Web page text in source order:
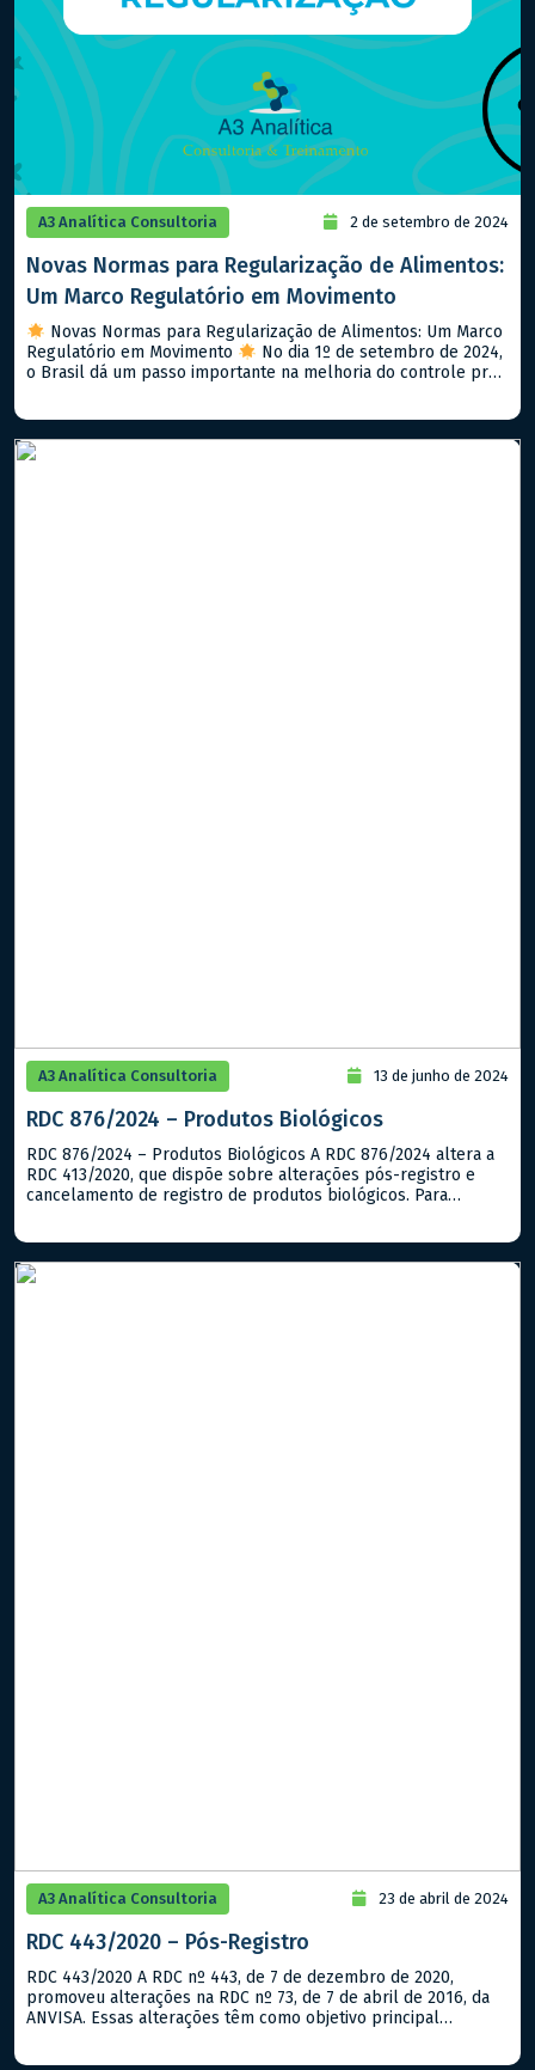
A3 Analítica Consultoria 2 de setembro de 2024
Novas Normas para Regularização de Alimentos:
Um Marco Regulatório em Movimento
Novas Normas para Regularização de Alimentos: Um Marco
Regulatório em Movimento
No dia 1º de setembro de 2024,
o Brasil dá um passo importante na melhoria do controle pré-
a segurança […]
A3 Analítica Consultoria 13 de junho de 2024
RDC 876/2024 – Produtos Biológicos
RDC 876/2024 – Produtos Biológicos A RDC 876/2024 altera a
RDC 413/2020, que dispõe sobre alterações pós-registro e
cancelamento de registro de produtos biológicos. Para
413/2020, eliminando a […]
A3 Analítica Consultoria 23 de abril de 2024
RDC 443/2020 – Pós-Registro
RDC 443/2020 A RDC nº 443, de 7 de dezembro de 2020,
promoveu alterações na RDC nº 73, de 7 de abril de 2016, da
ANVISA. Essas alterações têm como objetivo principal